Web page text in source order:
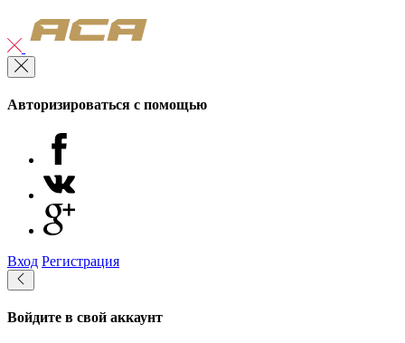
Авторизироваться с помощью
Вход Регистрация
Войдите в свой аккаунт